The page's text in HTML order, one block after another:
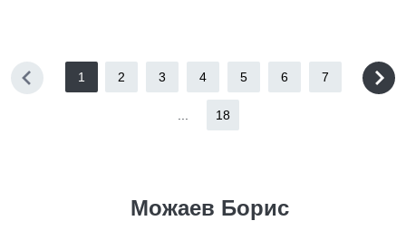
1 2 3 4 5 6 7
18
Можаев Борис